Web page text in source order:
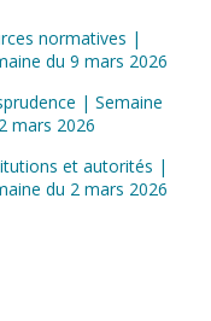
normatives |
du 9 mars 2026
| Semaine
mars 2026
et autorités |
du 2 mars 2026